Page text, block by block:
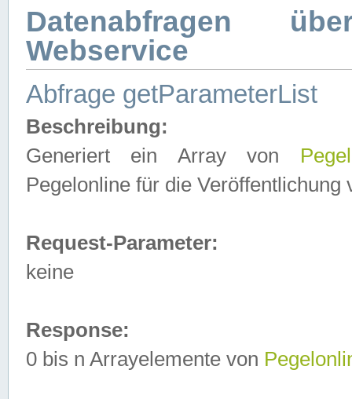
Datenabfragen
Webservice
Abfrage getParameterList
Beschreibung:
Generiert ein Array von
Pegelonline für die Veröffentlichung
Request-Parameter:
keine
Response:
0 bis n Arrayelemente von